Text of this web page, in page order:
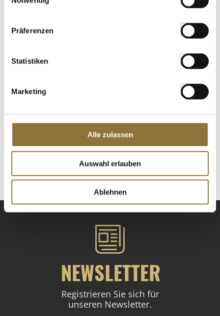
Präferenzen
Statistiken
Marketing
Alle zulassen
Auswahl erlauben
Ablehnen
Produkt nur für Gastronomiekunden verfügbar.
LEBENSMITTELKENNZEICHNUNGEN
Sous-vide Schweine Rippchen, BBQ,
€ 23,77/ kg
NEWSLETTER
Registrieren Sie sich für
unseren Newsletter.